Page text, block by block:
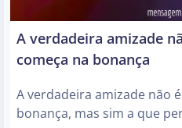
A verdadeira amizade
começa na bonança
A verdadeira amizade não
bonança, mas sim a que